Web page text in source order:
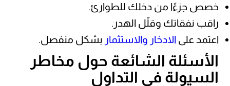
خصص جزءًا من دخلك للطوارئ.
راقب نفقاتك وقلّل الهدر.
اعتمد على الادخار والاستثمار بشكل منفصل.
الأسئلة الشائعة حول مخاطر
السيولة في التداول